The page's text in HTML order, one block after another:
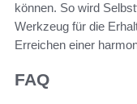
können. So wird
Werkzeug für die
Erreichen einer
FAQ